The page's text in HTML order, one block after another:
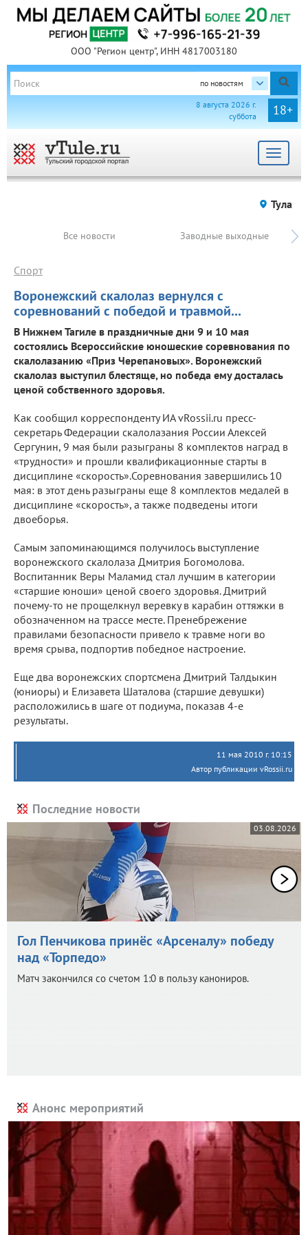
ООО "Регион центр", ИНН 4817003180
по новостям
18+
8 августа 2026 г.
суббота
Toggle
Тула
Все новости Заводные выходные
Воронежский скалолаз вернулся с
соревнований с победой и травмой...
Спорт
В Нижнем Тагиле в праздничные дни 9 и 10 мая
состоялись Всероссийские юношеские соревнования по
скалолазанию «Приз Черепановых». Воронежский
скалолаз выступил блестяще, но победа ему досталась
ценой собственного здоровья.
Как сообщил корреспонденту ИА vRossii.ru пресс-
секретарь Федерации скалолазания России Алексей
Сергунин, 9 мая были разыграны 8 комплектов наград в
«трудности» и прошли квалификационные старты в
дисциплине «скорость».Соревнования завершились 10
мая: в этот день разыграны еще 8 комплектов медалей в
дисциплине «скорость», а также подведены итоги
двоеборья.
Самым запоминающимся получилось выступление
воронежского скалолаза Дмитрия Богомолова.
Воспитанник Веры Маламид стал лучшим в категории
«старшие юноши» ценой своего здоровья. Дмитрий
почему-то не прощелкнул веревку в карабин оттяжки в
обозначенном на трассе месте. Пренебрежение
правилами безопасности привело к травме ноги во
время срыва, подпортив победное настроение.
Еще два воронежских спортсмена Дмитрий Талдыкин
(юниоры) и Елизавета Шаталова (старшие девушки)
расположились в шаге от подиума, показав 4-е
результаты.
11 мая 2010 г. 10:15
Автор публикации vRossii.ru
Последние новости
03.08.2026
Гол Пенчикова принёс «Арсеналу» победу
над «Торпедо»
Матч закончился со счетом 1:0 в пользу канониров.
Анонс мероприятий